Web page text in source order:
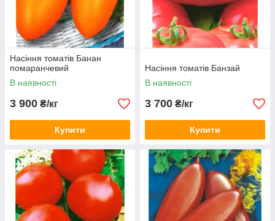
Насіння томатів Банан
помаранчевий
В наявності
3 900 ₴/кг
Купити
Насіння томатів Банзай
В наявності
3 700 ₴/кг
Купити